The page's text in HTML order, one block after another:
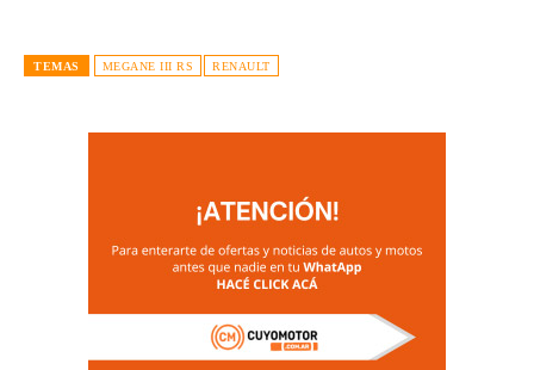
TEMAS MEGANE III RS RENAULT